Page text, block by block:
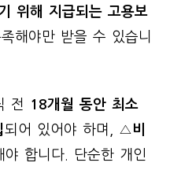
위해 지급되는 고용보
해야만 받을 수 있습니
전
18개월 동안 최소
되어 있어야 하며, △ 비
야 합니다. 단순한 개인